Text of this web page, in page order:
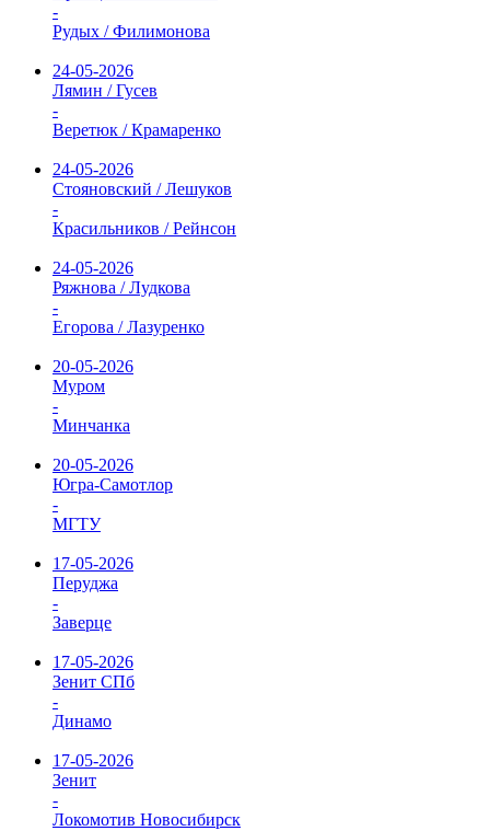
-
Рудых / Филимонова
24-05-2026
Лямин / Гусев
-
Веретюк / Крамаренко
24-05-2026
Стояновский / Лешуков
-
Красильников / Рейнсон
24-05-2026
Ряжнова / Лудкова
-
Егорова / Лазуренко
20-05-2026
Муром
-
Минчанка
20-05-2026
Югра-Самотлор
-
МГТУ
17-05-2026
Перуджа
-
Заверце
17-05-2026
Зенит СПб
-
Динамо
17-05-2026
Зенит
-
Локомотив Новосибирск